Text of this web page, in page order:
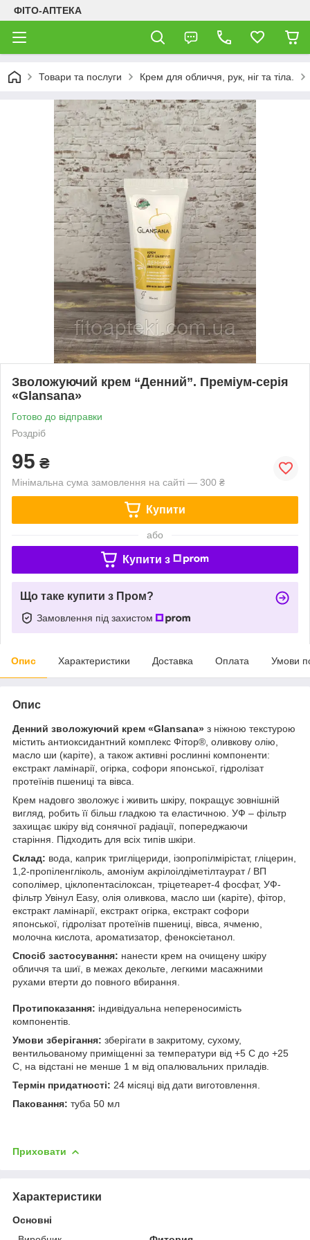
ФІТО-АПТЕКА
Товари та послуги Крем для обличчя, рук, ніг та тіла.
Зволожуючий крем “Денний”. Преміум-серія
«Glansana»
Готово до відправки
Роздріб
95 ₴
Мінімальна сума замовлення на сайті — 300 ₴
Купити
або
Купити з
Що таке купити з Пром?
Замовлення під захистом
Опис Характеристики Доставка Оплата Умови
Опис
Денний зволожуючий крем «Glansana» з ніжною текстурою
містить антиоксидантний комплекс Фітор®, оливкову олію,
масло ши (каріте), а також активні рослинні компоненти:
екстракт ламінарії, огірка, софори японської, гідролізат
протеїнів пшениці та вівса.
Крем надовго зволожує і живить шкіру, покращує зовнішній
вигляд, робить її більш гладкою та еластичною. УФ – фільтр
захищає шкіру від сонячної радіації, попереджаючи
старіння. Підходить для всіх типів шкіри.
Склад: вода, каприк тригліцериди, ізопропілмірістат, гліцерин,
1,2-пропіленгліколь, амоніум акрілоілдіметілтаурат / ВП
сополімер, ціклопентасілоксан, тріцетеарет-4 фосфат, УФ-
фільтр Увінул Easy, олія оливкова, масло ши (каріте), фітор,
екстракт ламінарії, екстракт огірка, екстракт софори
японської, гідролізат протеїнів пшениці, вівса, ячменю,
молочна кислота, ароматизатор, феноксіетанол.
Спосіб застосування: нанести крем на очищену шкіру
обличчя та шиї, в межах декольте, легкими масажними
рухами втерти до повного вбирання.
Протипоказання: індивідуальна непереносимість
компонентів.
Умови зберігання: зберігати в закритому, сухому,
вентильованому приміщенні за температури від +5 С до +25
С, на відстані не менше 1 м від опалювальних приладів.
Термін придатності: 24 місяці від дати виготовлення.
Паковання: туба 50 мл
Приховати
Характеристики
Основні